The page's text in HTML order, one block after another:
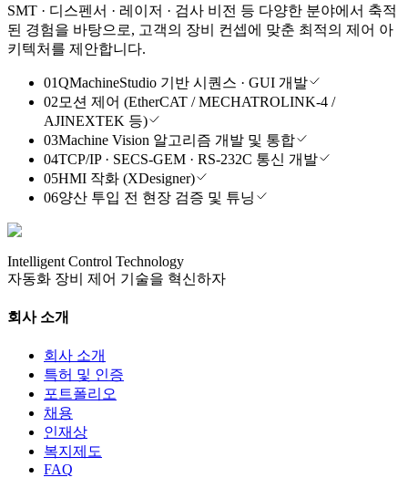
SMT · 디스펜서 · 레이저 · 검사 비전 등 다양한 분야에서 축적
된 경험을 바탕으로, 고객의 장비 컨셉에 맞춘 최적의 제어 아
키텍처를 제안합니다.
01QMachineStudio 기반 시퀀스 · GUI 개발
02 모션 제어 (EtherCAT / MECHATROLINK-4 /
AJINEXTEK 등)
03Machine Vision 알고리즘 개발 및 통합
04TCP/IP · SECS-GEM · RS-232C 통신 개발
05HMI 작화 (XDesigner)
06양산 투입 전 현장 검증 및 튜닝
Intelligent Control Technology
자동화 장비 제어 기술을 혁신하자
회사 소개
회사 소개
특허 및 인증
포트폴리오
채용
인재상
복지제도
FAQ